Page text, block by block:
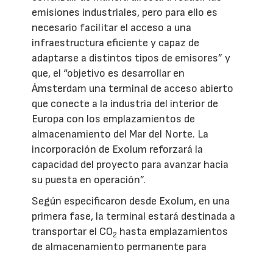
emisiones industriales, pero para ello es
necesario facilitar el acceso a una
infraestructura eficiente y capaz de
adaptarse a distintos tipos de emisores” y
que, el “objetivo es desarrollar en
Ámsterdam una terminal de acceso abierto
que conecte a la industria del interior de
Europa con los emplazamientos de
almacenamiento del Mar del Norte. La
incorporación de Exolum reforzará la
capacidad del proyecto para avanzar hacia
su puesta en operación”.
Según especificaron desde Exolum, en una
primera fase, la terminal estará destinada a
transportar el CO2 hasta emplazamientos
de almacenamiento permanente para